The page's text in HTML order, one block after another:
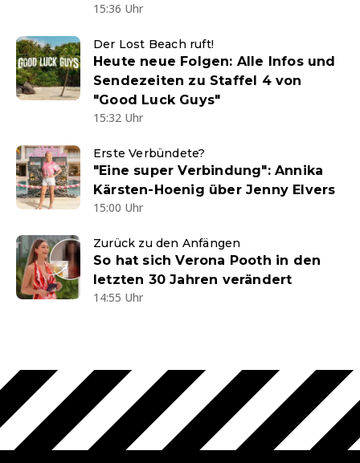
15:36 Uhr
Der Lost Beach ruft!
Heute neue Folgen: Alle Infos und
Sendezeiten zu Staffel 4 von
"Good Luck Guys"
15:32 Uhr
Erste Verbündete?
"Eine super Verbindung": Annika
Kärsten-Hoenig über Jenny Elvers
15:00 Uhr
Zurück zu den Anfängen
So hat sich Verona Pooth in den
letzten 30 Jahren verändert
14:55 Uhr